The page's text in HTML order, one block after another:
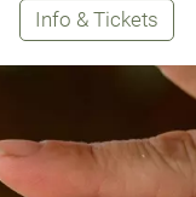
Info & Tickets